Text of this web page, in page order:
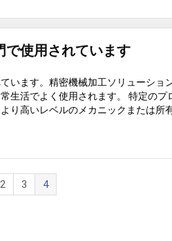
で使用されています
います。精密機械加工ソリューショ
生活でよく使用されます。 特定のプ
り高いレベルのメカニックまたは所有
2 3 4